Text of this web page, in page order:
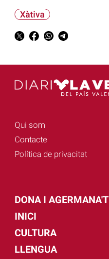
Xàtiva
Qui som
Contacte
Política de privacitat
DONA I AGERMANA'T
INICI
CULTURA
LLENGUA